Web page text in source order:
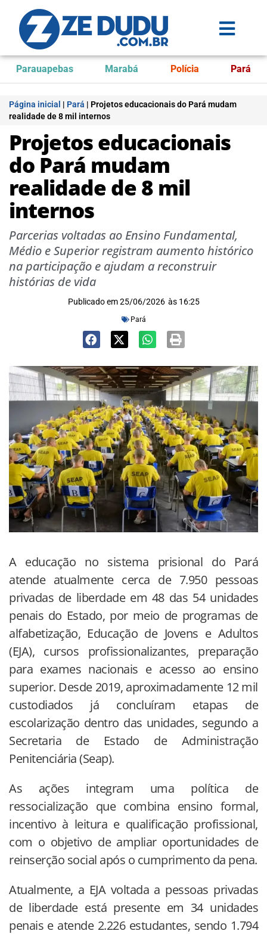
Parauapebas Marabá Polícia Pará
Página inicial | Pará | Projetos educacionais do Pará mudam
realidade de 8 mil internos
Projetos educacionais
do Pará mudam
realidade de 8 mil
internos
Parcerias voltadas ao Ensino Fundamental,
Médio e Superior registram aumento histórico
na participação e ajudam a reconstruir
histórias de vida
Publicado em 25/06/2026 às 16:25
Pará
A educação no sistema prisional do Pará
atende atualmente cerca de 7.950 pessoas
privadas de liberdade em 48 das 54 unidades
penais do Estado, por meio de programas de
alfabetização, Educação de Jovens e Adultos
(EJA), cursos profissionalizantes, preparação
para exames nacionais e acesso ao ensino
superior. Desde 2019, aproximadamente 12 mil
custodiados já concluíram etapas de
escolarização dentro das unidades, segundo a
Secretaria de Estado de Administração
Penitenciária (Seap).
As ações integram uma política de
ressocialização que combina ensino formal,
incentivo à leitura e qualificação profissional,
com o objetivo de ampliar oportunidades de
reinserção social após o cumprimento da pena.
Atualmente, a EJA voltada a pessoas privadas
de liberdade está presente em 34 unidades
penais e atende 2.226 estudantes, sendo 1.794